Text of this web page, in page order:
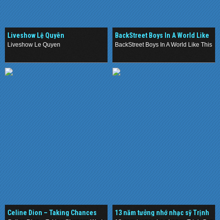
Liveshow Lệ Quyên
Liveshow Le Quyen
BackStreet Boys In A World Like
This Japan Tour (2013) ()
BackStreet Boys In A World Like This
Celine Dion – Taking Chances
13 năm tưởng nhớ nhạc sỹ Trịnh